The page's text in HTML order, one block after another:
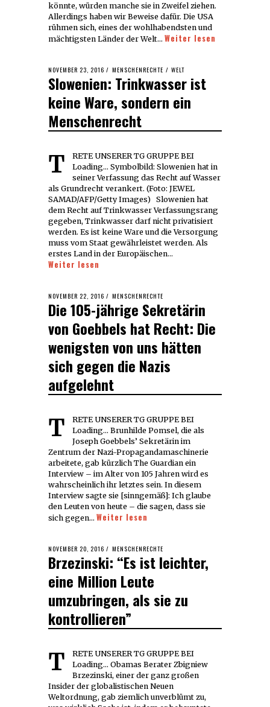
könnte, würden manche sie in Zweifel ziehen.
Allerdings haben wir Beweise dafür. Die USA
rühmen sich, eines der wohlhabendsten und
mächtigsten Länder der Welt… Weiter lesen
POSTED
ON
NOVEMBER 23, 2016 NOVEMBER
2016
MENSCHENRECHTE / WELT
Slowenien: Trinkwasser ist
keine Ware, sondern ein
Menschenrecht
TRETE UNSERER TG GRUPPE BEI
Loading... Symbolbild: Slowenien hat in
seiner Verfassung das Recht auf Wasser
als Grundrecht verankert. (Foto: JEWEL
SAMAD/AFP/Getty Images) Slowenien hat
dem Recht auf Trinkwasser Verfassungsrang
gegeben, Trinkwasser darf nicht privatisiert
werden. Es ist keine Ware und die Versorgung
muss vom Staat gewährleistet werden. Als
erstes Land in der Europäischen…
Weiter lesen
POSTED
ON
NOVEMBER 22, 2016 DECEMBER
20,
2017
MENSCHENRECHTE
Die 105-jährige Sekretärin
von Goebbels hat Recht: Die
wenigsten von uns hätten
sich gegen die Nazis
aufgelehnt
TRETE UNSERER TG GRUPPE BEI
Loading... Brunhilde Pomsel, die als
Joseph Goebbels’ Sekretärin im
Zentrum der Nazi-Propagandamaschinerie
arbeitete, gab kürzlich The Guardian ein
Interview – im Alter von 105 Jahren wird es
wahrscheinlich ihr letztes sein. In diesem
Interview sagte sie [sinngemäß]: Ich glaube
den Leuten von heute – die sagen, dass sie
sich gegen… Weiter lesen
POSTED
ON
NOVEMBER 20, 2016 MENSCHENRECHTE
Brzezinski: “Es ist leichter,
eine Million Leute
umzubringen, als sie zu
kontrollieren”
TRETE UNSERER TG GRUPPE BEI
Loading... Obamas Berater Zbigniew
Brzezinski, einer der ganz großen
Insider der globalistischen Neuen
Weltordnung, gab ziemlich unverblümt zu,